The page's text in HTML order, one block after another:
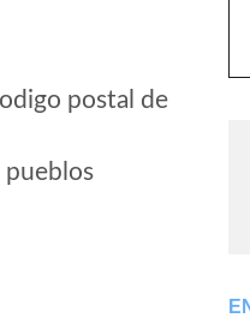
postal de
pueblos